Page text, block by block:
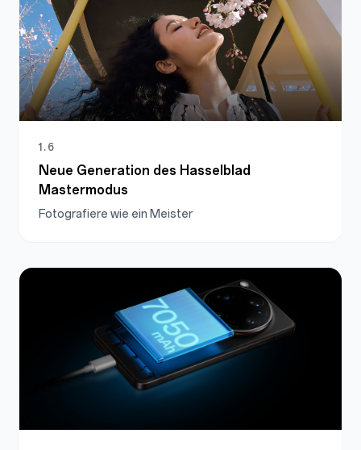
1.6
Neue Generation des Hasselblad
Mastermodus
Fotografiere wie ein Meister